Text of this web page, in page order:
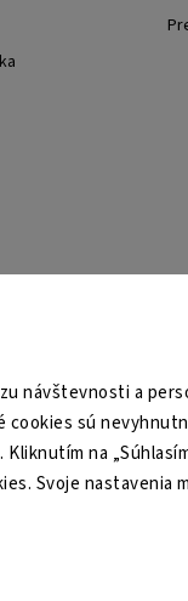
návštevnosti a
cookies sú
na
Svoje nastavenia